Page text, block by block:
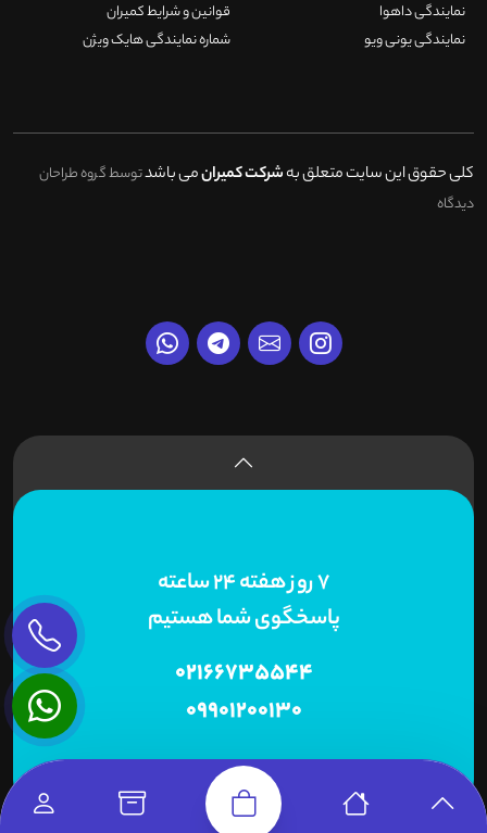
نمایندگی داهوا
نمایندگی یونی ویو
قوانین و شرایط کمیران
شماره نمایندگی هایک ویژن
کلی حقوق این سایت متعلق بهشرکت کمیرانمی باشدتوسط گروه طراحان
دیدگاه
7 روز هفته 24 ساعته
پاسخگوی شما هستیم
02166735544
09901200130